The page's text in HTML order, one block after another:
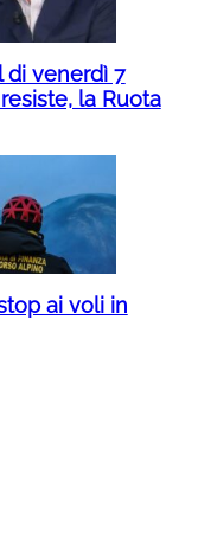
di venerdì 7
la Ruota
ai voli in